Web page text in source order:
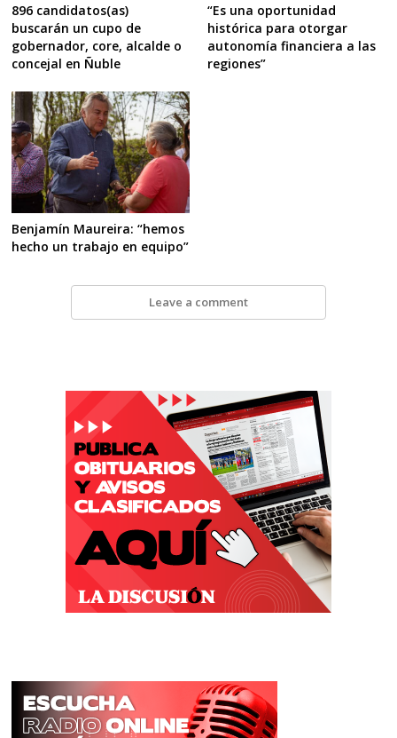
896 candidatos(as)
buscarán un cupo de
gobernador, core, alcalde o
concejal en Ñuble
“Es una oportunidad
histórica para otorgar
autonomía financiera a las
regiones”
Benjamín Maureira: “hemos
hecho un trabajo en equipo”
Leave a comment